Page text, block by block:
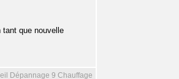
tant que nouvelle
Dépannage 9 Chauffage